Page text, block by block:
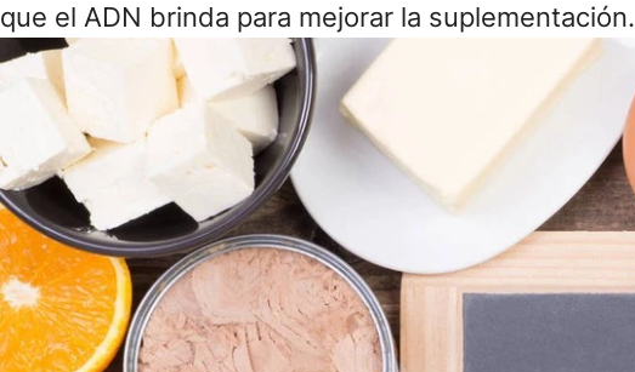
que el ADN brinda para mejorar la suplementación.